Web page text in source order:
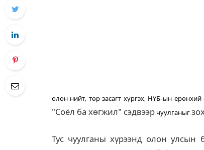
олон нийт, төр засагт хүргэх, НҮБ-ын
"Соёл ба хөгжил" сэдвээр чуулганыг
Тус чуулганы хүрээнд олон улсын